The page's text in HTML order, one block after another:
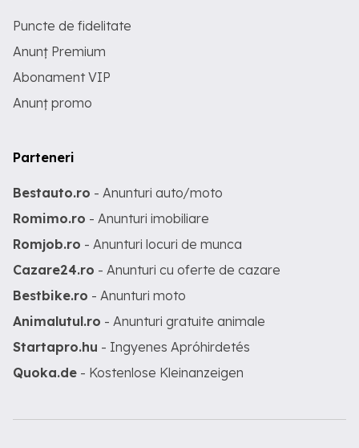
Puncte de fidelitate
Anunț Premium
Abonament VIP
Anunț promo
Parteneri
Bestauto.ro - Anunturi auto/moto
Romimo.ro - Anunturi imobiliare
Romjob.ro - Anunturi locuri de munca
Cazare24.ro - Anunturi cu oferte de cazare
Bestbike.ro - Anunturi moto
Animalutul.ro - Anunturi gratuite animale
Startapro.hu - Ingyenes Apróhirdetés
Quoka.de - Kostenlose Kleinanzeigen